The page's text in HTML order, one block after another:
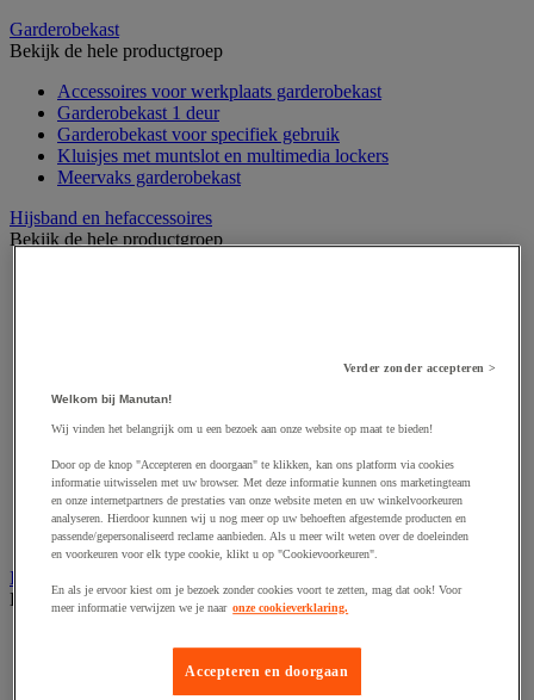
Garderobekast
Bekijk de hele productgroep
Accessoires voor werkplaats garderobekast
Garderobekast 1 deur
Garderobekast voor specifiek gebruik
Kluisjes met muntslot en multimedia lockers
Meervaks garderobekast
Hijsband en hefaccessoires
Bekijk de hele productgroep
Hijsring
Kabel
Sjorband en trekstang
Spanband
Stalen ketting
Touw en draad
Industriële en magazijnstellingen
Bekijk de hele productgroep
Draagarmstelling voor lange lasten
Entresol voor magazijn
Verder zonder accepteren >
Welkom bij Manutan!
Wij vinden het belangrijk om u een bezoek aan onze website op maat te bieden!
Door op de knop "Accepteren en doorgaan" te klikken, kan ons platform via cookies
informatie uitwisselen met uw browser. Met deze informatie kunnen ons marketingteam
en onze internetpartners de prestaties van onze website meten en uw winkelvoorkeuren
analyseren. Hierdoor kunnen wij u nog meer op uw behoeften afgestemde producten en
passende/gepersonaliseerd reclame aanbieden. Als u meer wilt weten over de doeleinden
en voorkeuren voor elk type cookie, klikt u op "Cookievoorkeuren".
En als je ervoor kiest om je bezoek zonder cookies voort te zetten, mag dat ook! Voor
meer informatie verwijzen we je naar onze cookieverklaring.
Accepteren en doorgaan